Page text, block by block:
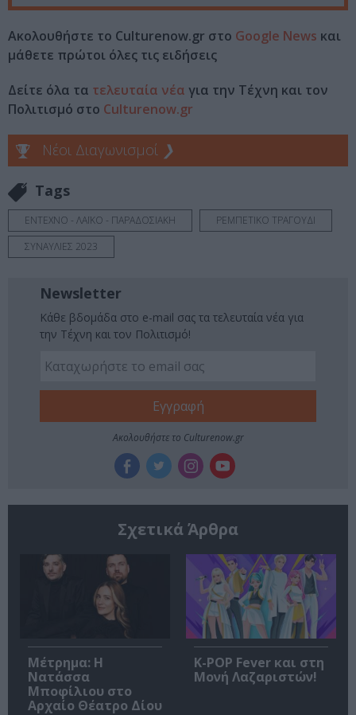
Ακολουθήστε το Culturenow.gr στο Google News και
μάθετε πρώτοι όλες τις ειδήσεις
Δείτε όλα τα τελευταία νέα για την Τέχνη και τον
Πολιτισμό στο Culturenow.gr
Νέοι Διαγωνισμοί ❯
Tags
ΕΝΤΕΧΝΟ - ΛΑΪΚΟ - ΠΑΡΑΔΟΣΙΑΚΗ
ΡΕΜΠΕΤΙΚΟ ΤΡΑΓΟΥΔΙ
ΣΥΝΑΥΛΙΕΣ 2023
Newsletter
Κάθε βδομάδα στο e-mail σας τα τελευταία νέα για
την Τέχνη και τον Πολιτισμό!
Ακολουθήστε το Culturenow.gr
Σχετικά Άρθρα
Μέτρημα: Η
Νατάσσα
Μποφίλιου στο
Αρχαίο Θέατρο Δίου
K-POP Fever και στη
Μονή Λαζαριστών!